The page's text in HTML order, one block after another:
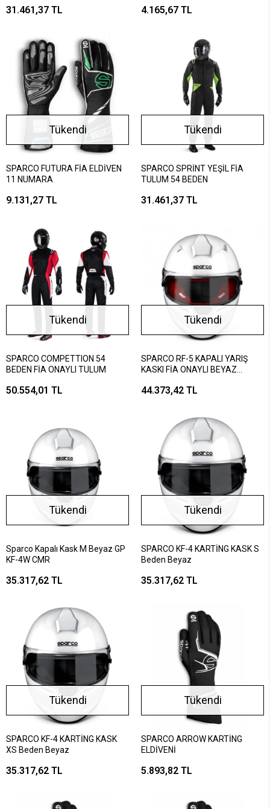
31.461,37 TL 4.165,67 TL
Tükendi
SPARCO FUTURA FİA ELDİVEN
11 NUMARA
9.131,27 TL
Tükendi
SPARCO SPRİNT YEŞİL FİA
TULUM 54 BEDEN
31.461,37 TL
Tükendi
SPARCO COMPETTION 54
BEDEN FİA ONAYLI TULUM
50.554,01 TL
Tükendi
SPARCO RF-5 KAPALI YARIŞ
KASKI FİA ONAYLI BEYAZ
44.373,42 TL
Tükendi
Sparco Kapalı Kask M Beyaz GP
KF-4W CMR
35.317,62 TL
Tükendi
SPARCO KF-4 KARTİNG KASK S
Beden Beyaz
35.317,62 TL
Tükendi
SPARCO KF-4 KARTİNG KASK
XS Beden Beyaz
35.317,62 TL
Tükendi
SPARCO ARROW KARTİNG
ELDİVENİ
5.893,82 TL